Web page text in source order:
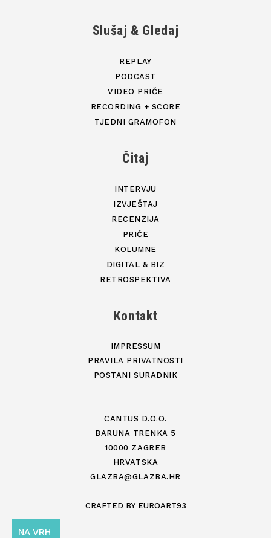
Slušaj & Gledaj
REPLAY
PODCAST
VIDEO PRIČE
RECORDING + SCORE
TJEDNI GRAMOFON
Čitaj
INTERVJU
IZVJEŠTAJ
RECENZIJA
PRIČE
KOLUMNE
DIGITAL & BIZ
RETROSPEKTIVA
Kontakt
IMPRESSUM
PRAVILA PRIVATNOSTI
POSTANI SURADNIK
CANTUS D.O.O.
BARUNA TRENKA 5
10000 ZAGREB
HRVATSKA
GLAZBA@GLAZBA.HR
CRAFTED BY EUROART93
NA VRH